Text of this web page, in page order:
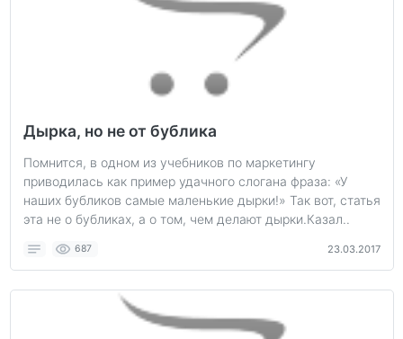
Дырка, но не от бублика
Помнится, в одном из учебников по маркетингу
приводилась как пример удачного слогана фраза: «У
наших бубликов самые маленькие дырки!» Так вот, статья
эта не о бубликах, а о том, чем делают дырки.Казал..
687 23.03.2017